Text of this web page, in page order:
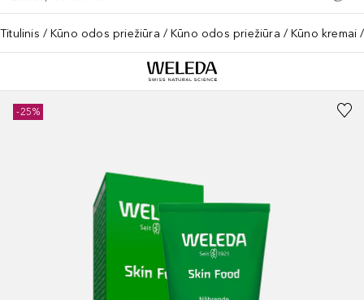
Titulinis Kūno odos priežiūra Kūno odos priežiūra Kūno kremai
-25%